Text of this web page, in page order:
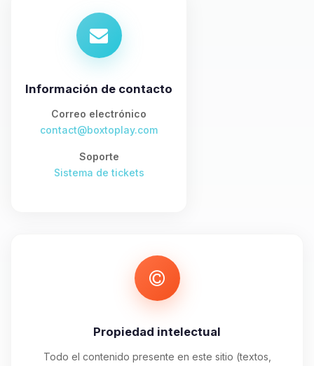
Información de contacto
Correo electrónico
contact@boxtoplay.com
Soporte
Sistema de tickets
Propiedad intelectual
Todo el contenido presente en este sitio (textos,
Yupi, por fin alguien con quien
hablar! Soy Choupy, tu pequeno
asistente de BoxToPlay. Cuentame